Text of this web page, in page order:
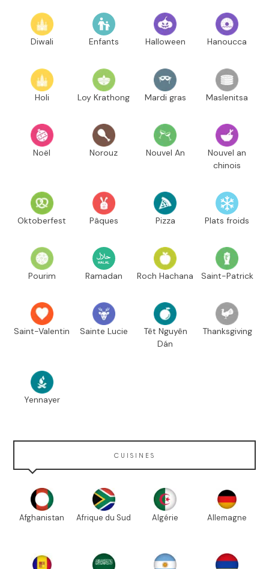
Diwali Enfants Halloween Hanoucca
Holi Loy Krathong Mardi gras Maslenitsa
Noël Norouz Nouvel An
Nouvel an
chinois
Oktoberfest Pâques Pizza Plats froids
Pourim Ramadan Roch Hachana Saint-Patrick
Saint-Valentin Sainte Lucie
Têt Nguyên
Dán
Thanksgiving
Yennayer
CUISINES
Afghanistan Afrique du Sud Algérie Allemagne